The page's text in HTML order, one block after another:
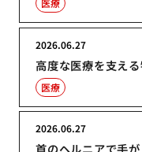
医療
高度な医療を支え
2026.06.27
医療
2026.06.27